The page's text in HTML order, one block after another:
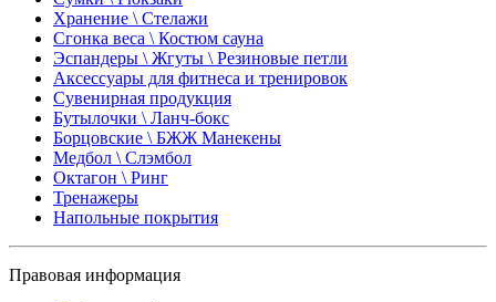
Хранение \ Стелажи
Сгонка веса \ Костюм сауна
Эспандеры \ Жгуты \ Резиновые петли
Аксессуары для фитнеса и тренировок
Сувенирная продукция
Бутылочки \ Ланч-бокс
Борцовские \ БЖЖ Манекены
Медбол \ Слэмбол
Октагон \ Ринг
Тренажеры
Напольные покрытия
Правовая информация